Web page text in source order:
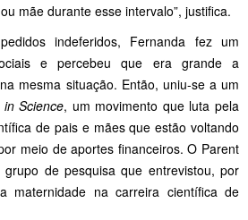
mãe durante esse intervalo”, justifica.
indeferidos, Fernanda fez um
e percebeu que era grande a
mesma situação. Então, uniu-se a um
in Science, um movimento que luta pela
de pais e mães que estão voltando
meio de aportes financeiros. O Parent
de pesquisa que entrevistou, por
maternidade na carreira científica de